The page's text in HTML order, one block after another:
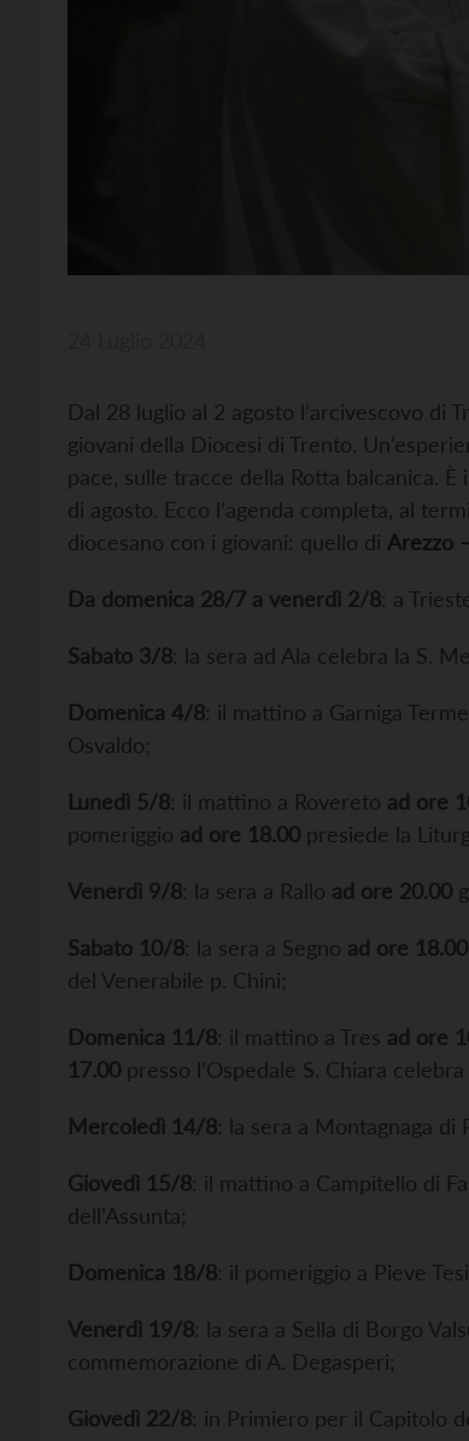
Dal 28 luglio al 2 agosto l’arcivescovo di
giovani della Diocesi di Trento.
pace, sulle tracce della Rotta balcanica.
di agosto. Ecco l’agenda completa, al
diocesano con i giovani: quello di Arezzo
Da domenica 28/7 a venerdì 2/8: a
Sabato 3/8: la sera ad Ala celebra la S.
Domenica 4/8: il mattino a Garniga
Osvaldo;
Lunedì 5/8: il mattino a Rovereto ad ore
pomeriggio ad ore 18.00 presiede la
Venerdì 9/8: la sera a Rallo ad ore 20.00
Sabato 10/8: la sera a Segno ad ore 18.00
del Venerabile p. Chini;
Domenica 11/8: il mattino a Tres ad ore
17.00 presso l’Ospedale S. Chiara
Mercoledì 14/8: la sera a Montagnaga di
Giovedì 15/8: il mattino a Campitello di
dell’Assunta;
Domenica 18/8: il pomeriggio a Pieve
Venerdì 19/8: la sera a Sella di Borgo
commemorazione di A. Degasperi;
Giovedì 22/8: in Primiero per il Capitolo